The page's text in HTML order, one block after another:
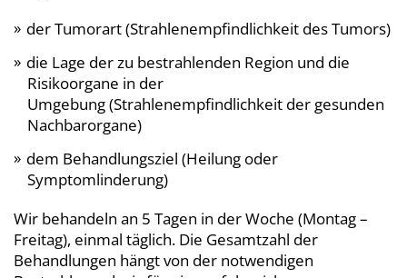
der Tumorart (Strahlenempfindlichkeit des Tumors)
die Lage der zu bestrahlenden Region und die
Risikoorgane in der
Umgebung (Strahlenempfindlichkeit der gesunden
Nachbarorgane)
dem Behandlungsziel (Heilung oder
Symptomlinderung)
Wir behandeln an 5 Tagen in der Woche (Montag –
Freitag), einmal täglich. Die Gesamtzahl der
Behandlungen hängt von der notwendigen